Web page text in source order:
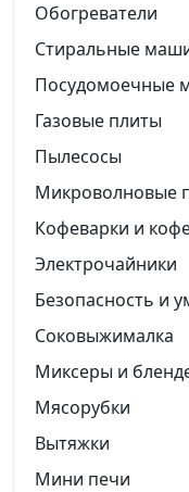
Обогреватели
Стиральные
Посудомоечные
Газовые плиты
Пылесосы
Микроволновые
Кофеварки и
Электрочайники
Безопасность и
Соковыжималка
Миксеры и
Мясорубки
Вытяжки
Мини печи